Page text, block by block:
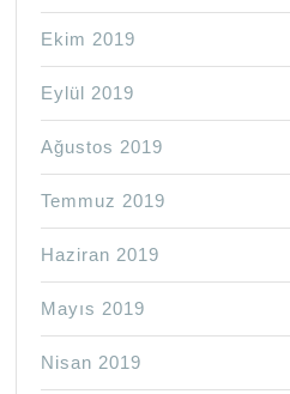
Ekim 2019
Eylül 2019
Ağustos 2019
Temmuz 2019
Haziran 2019
Mayıs 2019
Nisan 2019